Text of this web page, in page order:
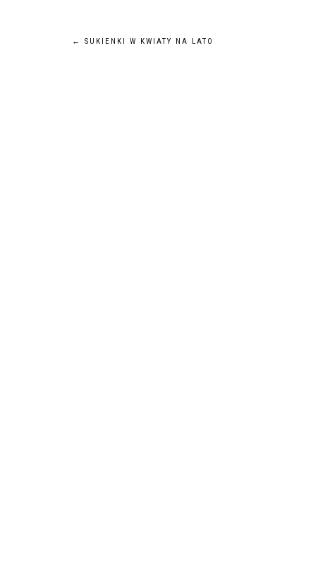
Nawigacja
← SUKIENKI W KWIATY NA LATO